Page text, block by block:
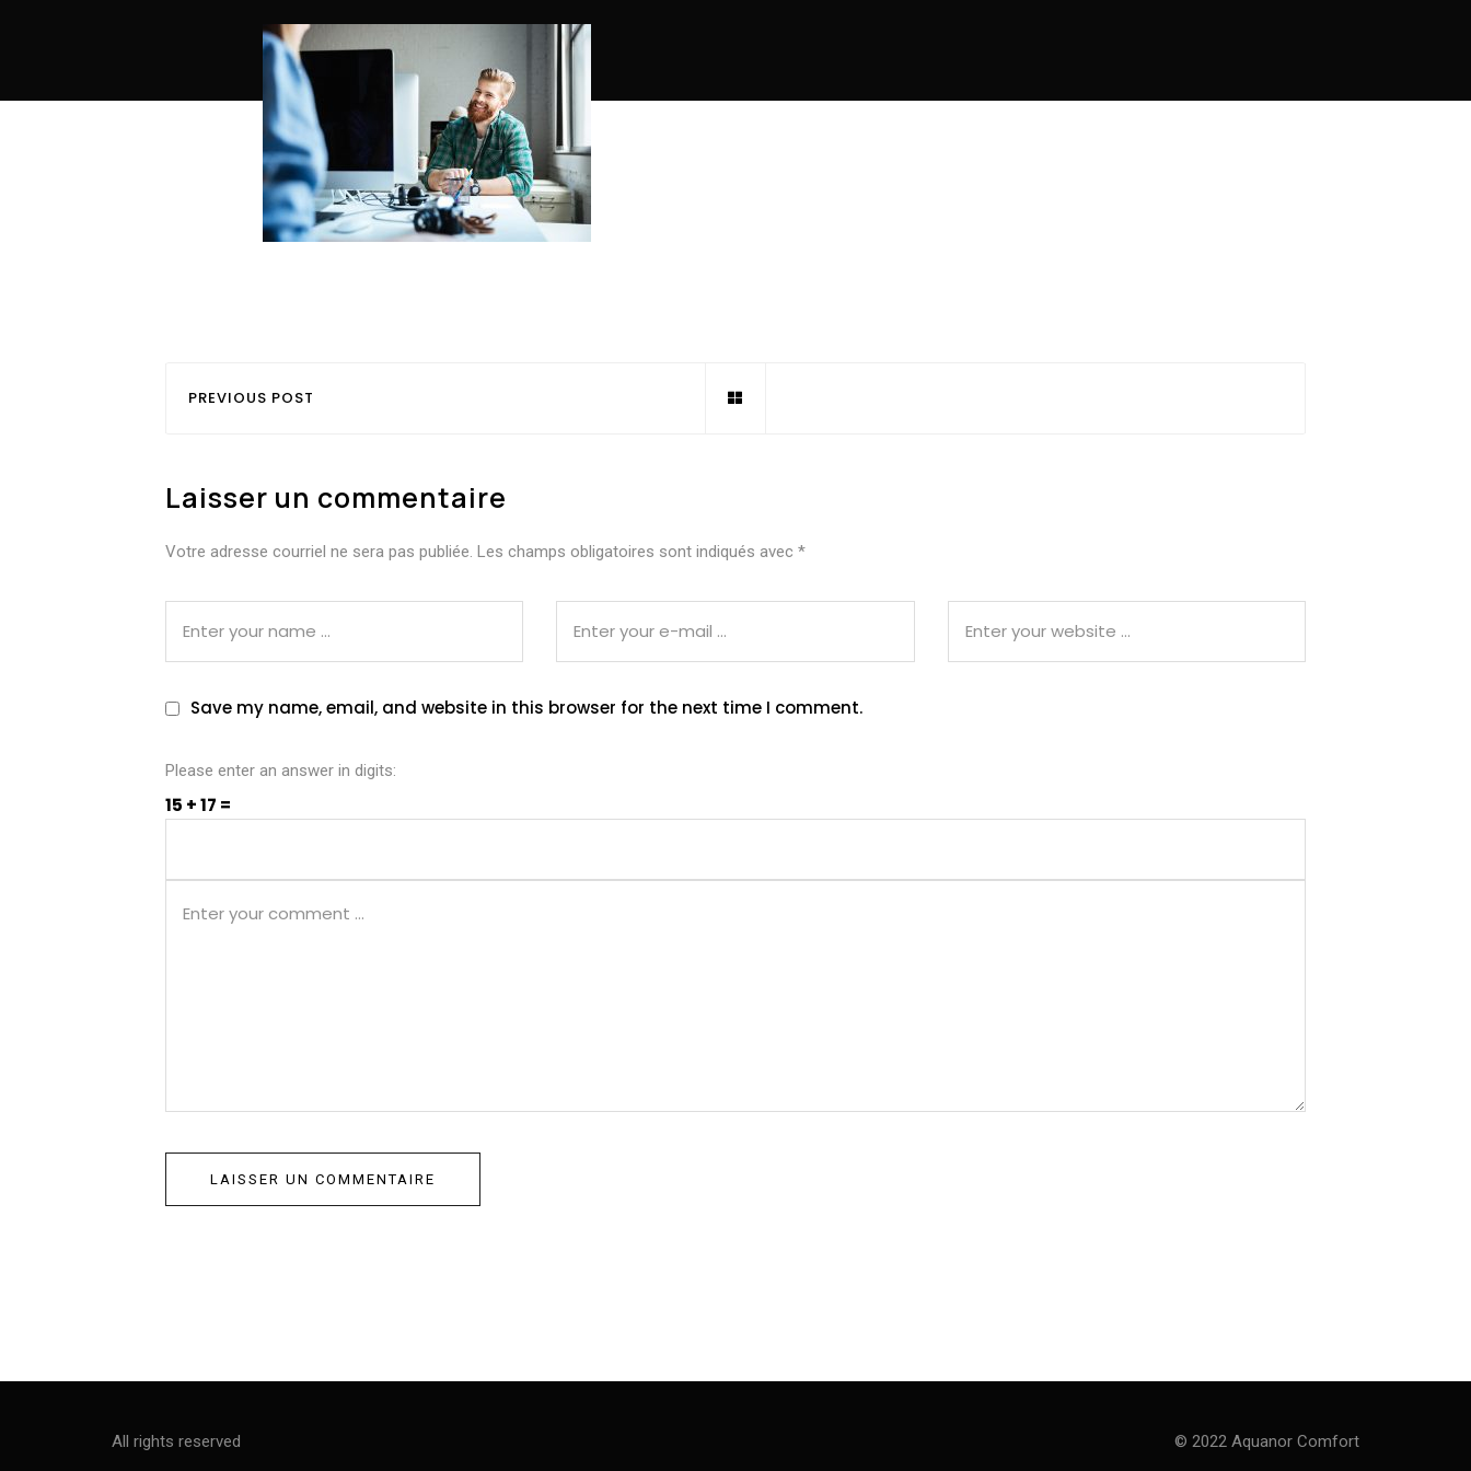
PREVIOUS POST
Laisser un commentaire
Votre adresse courriel ne sera pas publiée. Les champs obligatoires sont indiqués avec *
Save my name, email, and website in this browser for the next time I comment.
Please enter an answer in digits:
15 + 17 =
All rights reserved © 2022 Aquanor Comfort